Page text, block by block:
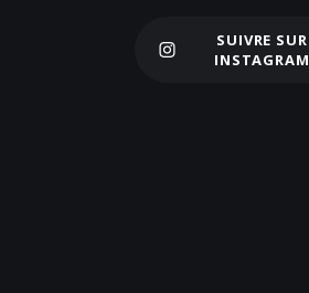
Charger plus
SUIVRE SUR
INSTAGRAM